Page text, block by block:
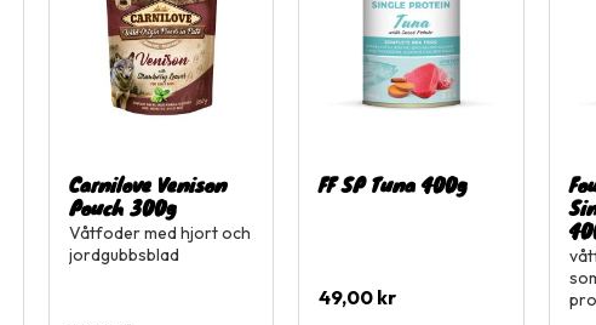
Carnilove Venison
Pouch 300g
Våtfoder med hjort och
jordgubbsblad
FF SP Tuna 400g
49,00 kr